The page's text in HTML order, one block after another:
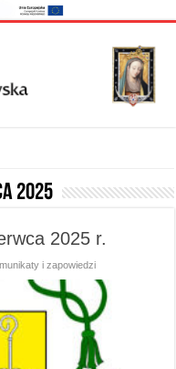
2025
2025 r.
i zapowiedzi